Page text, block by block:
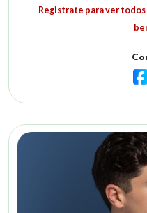
Registrate para ver